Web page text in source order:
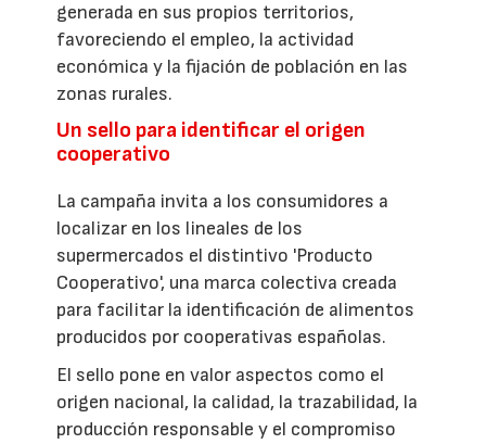
generada en sus propios territorios,
favoreciendo el empleo, la actividad
económica y la fijación de población en las
zonas rurales.
Un sello para identificar el origen
cooperativo
La campaña invita a los consumidores a
localizar en los lineales de los
supermercados el distintivo 'Producto
Cooperativo', una marca colectiva creada
para facilitar la identificación de alimentos
producidos por cooperativas españolas.
El sello pone en valor aspectos como el
origen nacional, la calidad, la trazabilidad, la
producción responsable y el compromiso